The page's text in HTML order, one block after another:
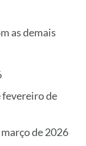
as demais
fevereiro de
março de 2026